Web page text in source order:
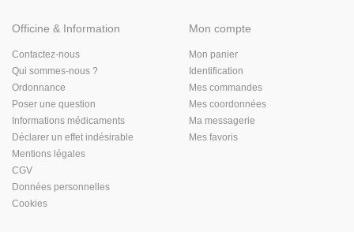
Officine & Information
Contactez-nous
Qui sommes-nous ?
Ordonnance
Poser une question
Informations médicaments
Déclarer un effet indésirable
Mentions légales
CGV
Données personnelles
Cookies
Mon compte
Mon panier
Identification
Mes commandes
Mes coordonnées
Ma messagerie
Mes favoris